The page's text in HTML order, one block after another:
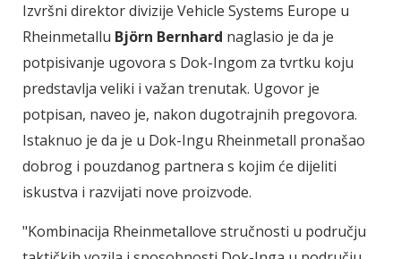
Izvršni direktor divizije Vehicle Systems Europe u
Rheinmetallu Björn Bernhard naglasio je da je
potpisivanje ugovora s Dok-Ingom za tvrtku koju
predstavlja veliki i važan trenutak. Ugovor je
potpisan, naveo je, nakon dugotrajnih pregovora.
Istaknuo je da je u Dok-Ingu Rheinmetall pronašao
dobrog i pouzdanog partnera s kojim će dijeliti
iskustva i razvijati nove proizvode.
"Kombinacija Rheinmetallove stručnosti u području